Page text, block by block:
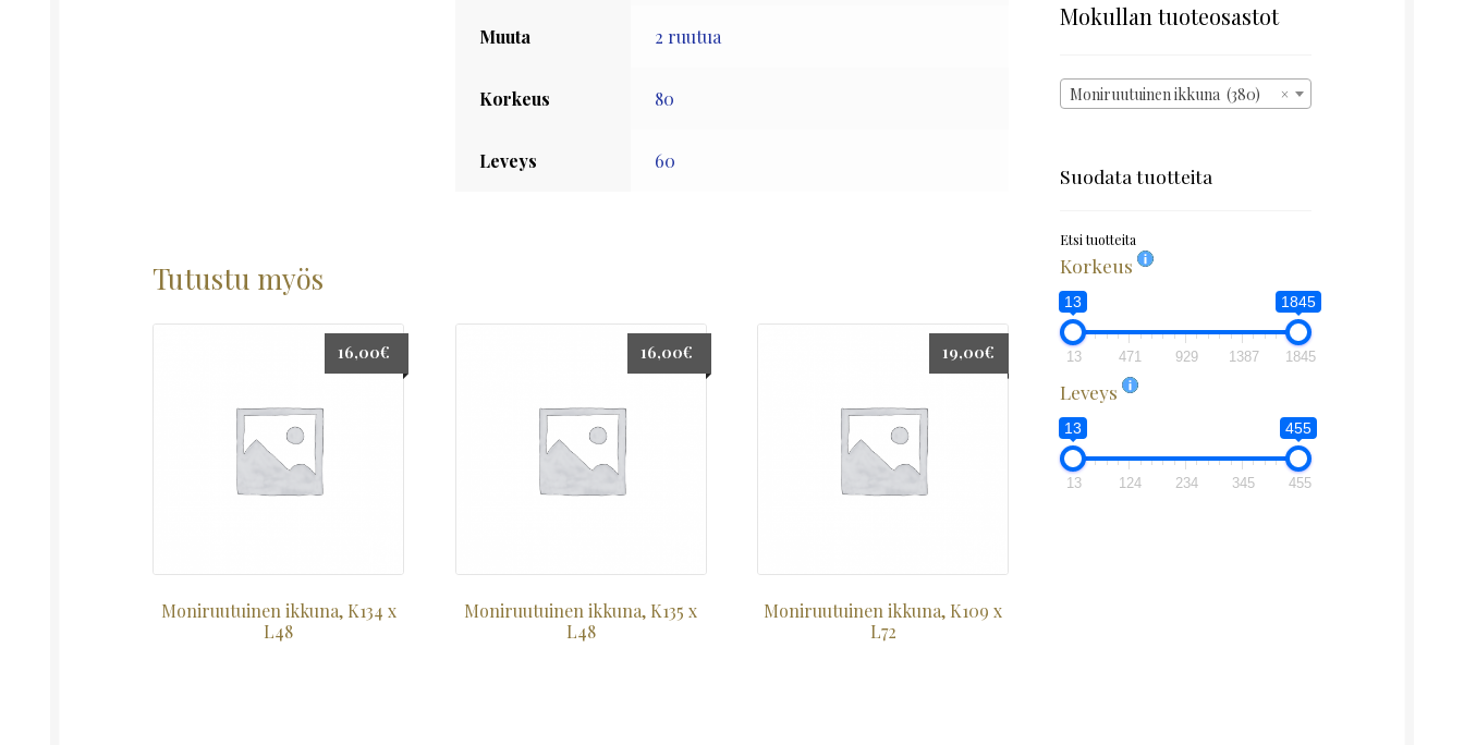
Muuta 2 ruutua
Korkeus 80
Leveys 60
Tutustu myös
Moniruutuinen ikkuna, K134 x
L48
16,00€
Moniruutuinen ikkuna, K135 x
L48
16,00€
Moniruutuinen ikkuna, K109 x
L72
19,00€
Mokullan tuoteosastot
×
Moniruutuinen ikkuna (380)
Suodata tuotteita
Etsi tuotteita
Korkeus
13 1845
13 471 929 1387 1845
Leveys
13 455
13 124 234 345 455